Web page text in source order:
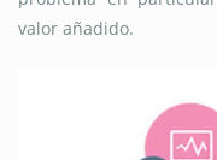
valor añadido.